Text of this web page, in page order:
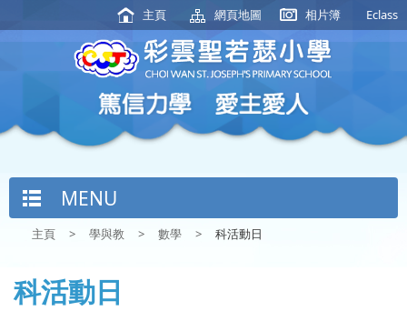
主頁 網頁地圖 相片簿 Eclass
MENU
主頁 > 學與教 > 數學 > 科活動日
科活動日